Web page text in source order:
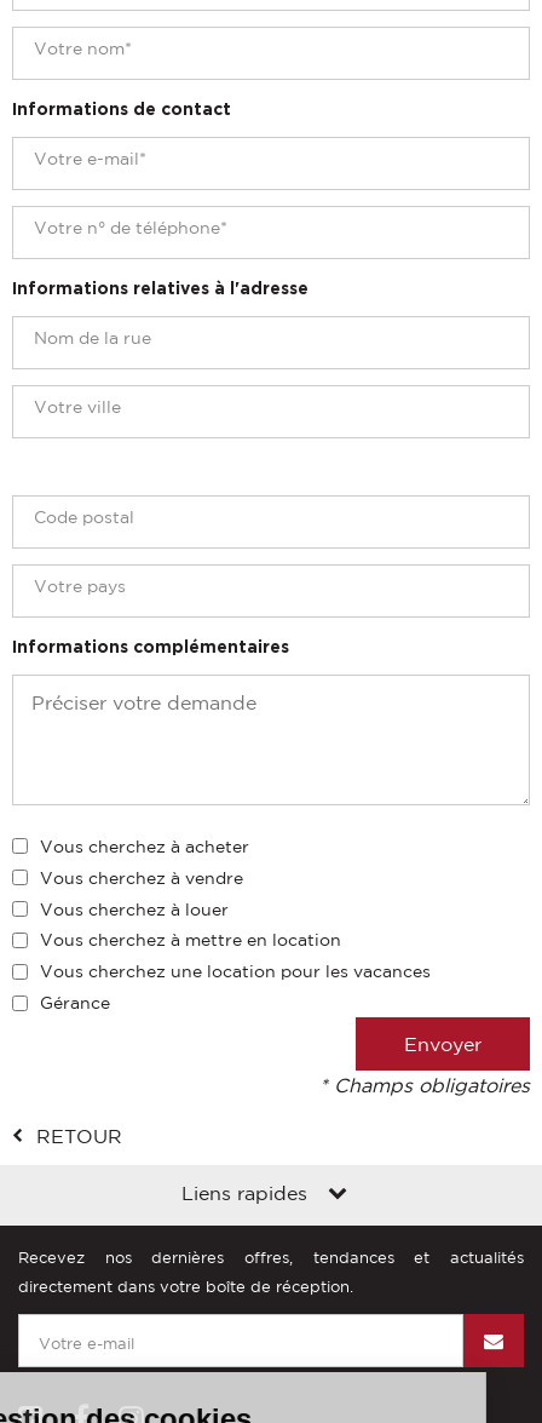
Informations de contact
Informations relatives à l'adresse
Informations complémentaires
Vous cherchez à acheter
Vous cherchez à vendre
Vous cherchez à louer
Vous cherchez à mettre en location
Vous cherchez une location pour les vacances
Gérance
* Champs obligatoires
RETOUR
Liens rapides
Recevez nos dernières offres, tendances et actualités
directement dans votre boîte de réception.